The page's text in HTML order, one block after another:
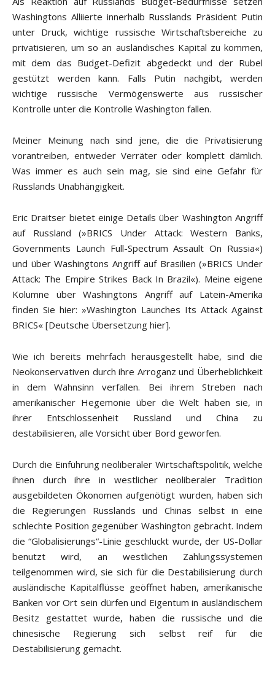
Washingtons Alliierte innerhalb Russlands Präsident Putin
unter Druck, wichtige russische Wirtschaftsbereiche zu
privatisieren, um so an ausländisches Kapital zu kommen,
mit dem das Budget-Defizit abgedeckt und der Rubel
gestützt werden kann. Falls Putin nachgibt, werden
wichtige russische Vermögenswerte aus russischer
Kontrolle unter die Kontrolle Washington fallen.
Meiner Meinung nach sind jene, die die Privatisierung
vorantreiben, entweder Verräter oder komplett dämlich.
Was immer es auch sein mag, sie sind eine Gefahr für
Russlands Unabhängigkeit.
Eric Draitser bietet einige Details über Washington Angriff
auf Russland (»BRICS Under Attack: Western Banks,
Governments Launch Full-Spectrum Assault On Russia«)
und über Washingtons Angriff auf Brasilien (»BRICS Under
Attack: The Empire Strikes Back In Brazil«). Meine eigene
Kolumne über Washingtons Angriff auf Latein-Amerika
finden Sie hier: »Washington Launches Its Attack Against
BRICS« [Deutsche Übersetzung hier].
Wie ich bereits mehrfach herausgestellt habe, sind die
Neokonservativen durch ihre Arroganz und Überheblichkeit
in dem Wahnsinn verfallen. Bei ihrem Streben nach
amerikanischer Hegemonie über die Welt haben sie, in
ihrer Entschlossenheit Russland und China zu
destabilisieren, alle Vorsicht über Bord geworfen.
Durch die Einführung neoliberaler Wirtschaftspolitik, welche
ihnen durch ihre in westlicher neoliberaler Tradition
ausgebildeten Ökonomen aufgenötigt wurden, haben sich
die Regierungen Russlands und Chinas selbst in eine
schlechte Position gegenüber Washington gebracht. Indem
die “Globalisierungs“-Linie geschluckt wurde, der US-Dollar
benutzt wird, an westlichen Zahlungssystemen
teilgenommen wird, sie sich für die Destabilisierung durch
ausländische Kapitalflüsse geöffnet haben, amerikanische
Banken vor Ort sein dürfen und Eigentum in ausländischem
Besitz gestattet wurde, haben die russische und die
chinesische Regierung sich selbst reif für die
Destabilisierung gemacht.